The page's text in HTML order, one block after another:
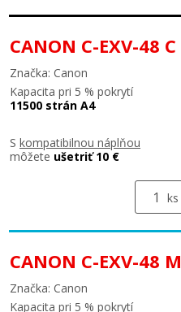
CANON C-EXV-48 C
Značka: Canon
Kapacita pri 5 % pokrytí
11500 strán A4
S kompatibilnou náplňou
môžete ušetriť 10 €
ks
CANON C-EXV-48 M
Značka: Canon
Kapacita pri 5 % pokrytí